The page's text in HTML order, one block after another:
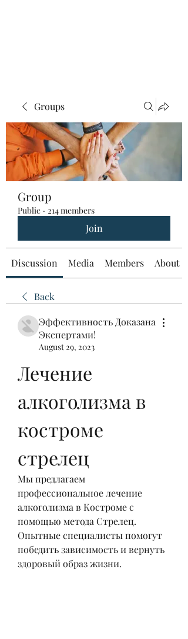
Groups
Group
Public · 214 members
Join
Discussion Media Members About
Back
Эффективность Доказана
Экспертами!
August 29, 2023
Лечение
алкоголизма в
костроме
стрелец
Мы предлагаем
профессиональное лечение
алкоголизма в Костроме с
помощью метода Стрелец.
Опытные специалисты помогут
победить зависимость и вернуть
здоровый образ жизни.